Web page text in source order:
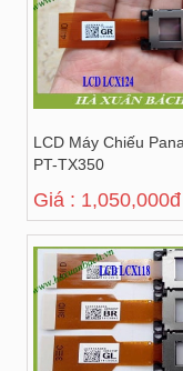
LCD Máy Chiếu
PT-TX350
Giá : 1,050,000đ